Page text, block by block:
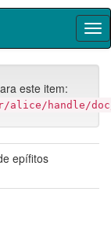
este item:
alice/handle/
epífitos